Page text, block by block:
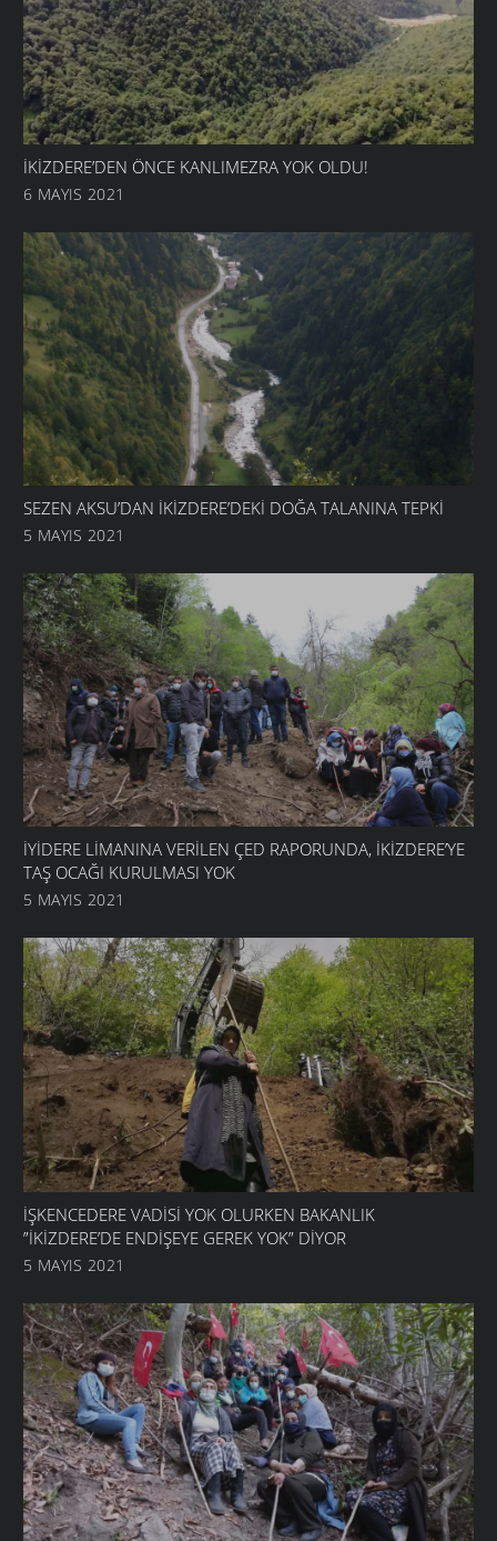
İKIZDERE’DEN ÖNCE KANLIMEZRA YOK OLDU!
6 MAYIS 2021
SEZEN AKSU’DAN İKIZDERE’DEKI DOĞA TALANINA TEPKI
5 MAYIS 2021
İYIDERE LIMANINA VERILEN ÇED RAPORUNDA, İKIZDERE’YE
TAŞ OCAĞI KURULMASI YOK
5 MAYIS 2021
İŞKENCEDERE VADISI YOK OLURKEN BAKANLIK
”İKIZDERE’DE ENDIŞEYE GEREK YOK” DIYOR
5 MAYIS 2021